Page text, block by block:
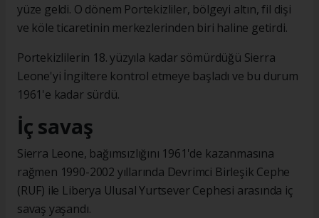
yüze geldi. O dönem Portekizliler, bölgeyi altın, fil dişi
ve köle ticaretinin merkezlerinden biri haline getirdi.
Portekizlilerin 18. yüzyıla kadar sömürdüğü Sierra
Leone'yi İngiltere kontrol etmeye başladı ve bu durum
1961'e kadar sürdü.
İç savaş
Sierra Leone, bağımsızlığını 1961'de kazanmasına
rağmen 1990-2002 yıllarında Devrimci Birleşik Cephe
(RUF) ile Liberya Ulusal Yurtsever Cephesi arasında iç
savaş yaşandı.